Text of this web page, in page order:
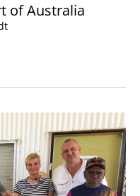
of Australia